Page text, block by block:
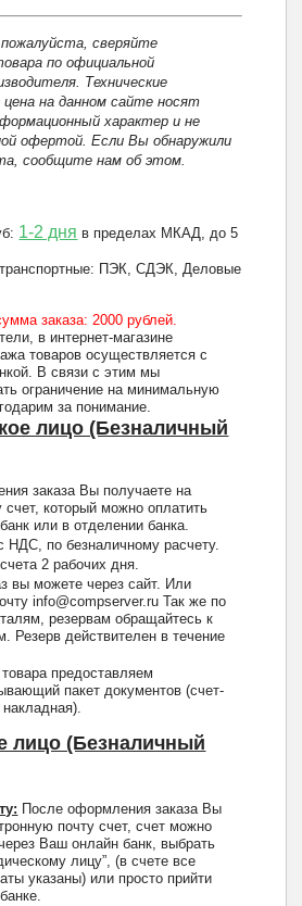
сверяйте
по официальной
Технические
на данном сайте носят
характер и не
офертой. Если Вы обнаружили
сообщите нам об этом.
1-2 дня в пределах МКАД, до 5
транспортные: ПЭК, СДЭК, Деловые
заказа: 2000 рублей.
в интернет-магазине
товаров осуществляется с
В связи с этим мы
ограничение на минимальную
за понимание.
лицо (Безналичный
заказа Вы получаете на
счет, который можно оплатить
или в отделении банка.
НДС, по безналичному расчету.
2 рабочих дня.
вы можете через сайт. Или
info@compserver.ru Так же по
резервам обращайтесь к
Резерв действителен в течение
предоставляем
пакет документов (счет-
лицо (Безналичный
После оформления заказа Вы
почту счет, счет можно
Ваш онлайн банк, выбрать
лицу”, (в счете все
указаны) или просто прийти